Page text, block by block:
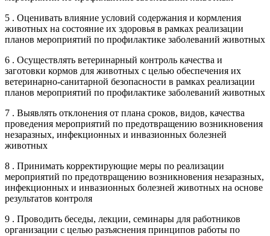
5 . Оценивать влияние условий содержания и кормления
животных на состояние их здоровья в рамках реализации
планов мероприятий по профилактике заболеваний животных
6 . Осуществлять ветеринарный контроль качества и
заготовки кормов для животных с целью обеспечения их
ветеринарно-санитарной безопасности в рамках реализации
планов мероприятий по профилактике заболеваний животных
7 . Выявлять отклонения от плана сроков, видов, качества
проведения мероприятий по предотвращению возникновения
незаразных, инфекционных и инвазионных болезней
животных
8 . Принимать корректирующие меры по реализации
мероприятий по предотвращению возникновения незаразных,
инфекционных и инвазионных болезней животных на основе
результатов контроля
9 . Проводить беседы, лекции, семинары для работников
организации с целью разъяснения принципов работы по